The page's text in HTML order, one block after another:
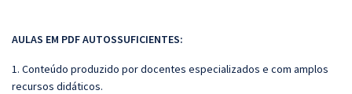
AULAS EM PDF AUTOSSUFICIENTES:
1. Conteúdo produzido por docentes especializados e com amplos
recursos didáticos.